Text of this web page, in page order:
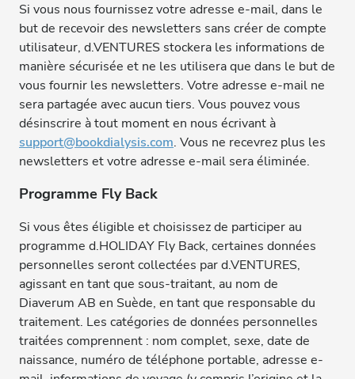
Si vous nous fournissez votre adresse e-mail, dans le
but de recevoir des newsletters sans créer de compte
utilisateur, d.VENTURES stockera les informations de
manière sécurisée et ne les utilisera que dans le but de
vous fournir les newsletters. Votre adresse e-mail ne
sera partagée avec aucun tiers. Vous pouvez vous
désinscrire à tout moment en nous écrivant à
support@bookdialysis.com. Vous ne recevrez plus les
newsletters et votre adresse e-mail sera éliminée.
Programme Fly Back
Si vous êtes éligible et choisissez de participer au
programme d.HOLIDAY Fly Back, certaines données
personnelles seront collectées par d.VENTURES,
agissant en tant que sous-traitant, au nom de
Diaverum AB en Suède, en tant que responsable du
traitement. Les catégories de données personnelles
traitées comprennent : nom complet, sexe, date de
naissance, numéro de téléphone portable, adresse e-